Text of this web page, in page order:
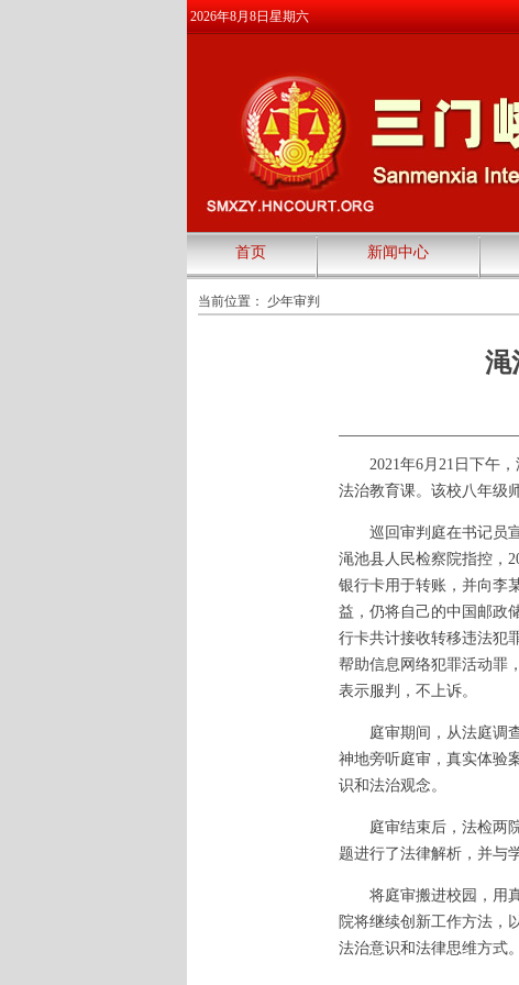
2026年8月8日星期六
首页 新闻中心
当前位置： 少年审判
渑
2021年6月21日下午，
法治教育课。该校八年级
巡回审判庭在书记员宣
渑池县人民检察院指控，
银行卡用于转账，并向李
益，仍将自己的中国邮政
行卡共计接收转移违法犯
帮助信息网络犯罪活动罪
表示服判，不上诉。
庭审期间，从法庭调查
神地旁听庭审，真实体验
识和法治观念。
庭审结束后，法检两院
题进行了法律解析，并与
将庭审搬进校园，用真
院将继续创新工作方法，
法治意识和法律思维方式。